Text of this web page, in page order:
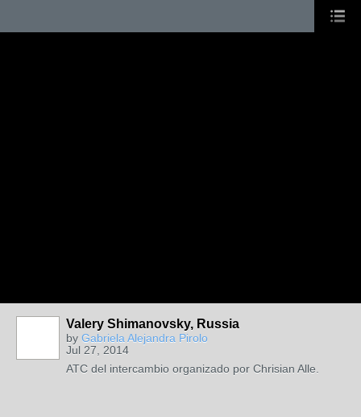
Valery Shimanovsky, Russia
by Gabriela Alejandra Pirolo
Jul 27, 2014
ATC del intercambio organizado por Chrisian Alle.